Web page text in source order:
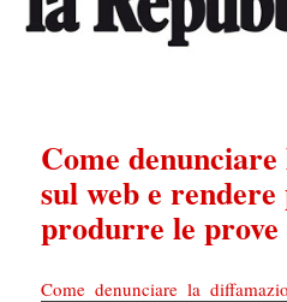
Come
sul web e
produrre le
Come denunciare la